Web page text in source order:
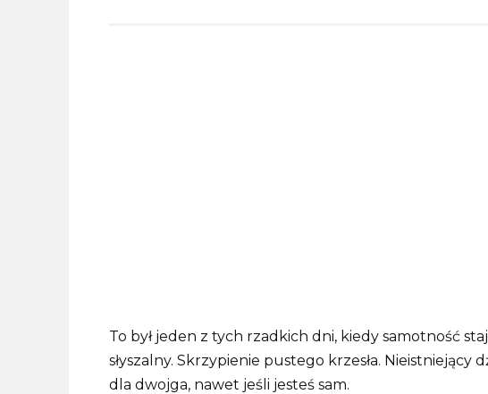
To był jeden z tych rzadkich dni, kiedy samotność
słyszalny. Skrzypienie pustego krzesła.
dla dwojga, nawet jeśli jesteś sam.